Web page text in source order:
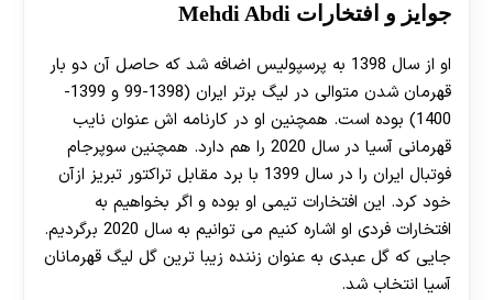
جوایز و افتخارات Mehdi Abdi
او از سال 1398 به پرسپولیس اضافه شد که حاصل آن دو بار
قهرمان شدن متوالی در لیگ برتر ایران (1398-99 و 1399-
1400) بوده است. همچنین او در کارنامه اش عنوان نایب
قهرمانی آسیا در سال 2020 را هم دارد. همچنین سوپرجام
فوتبال ایران را در سال 1399 با برد مقابل تراکتور تبریز ازآن
خود کرد. این افتخارات تیمی او بوده و اگر بخواهیم به
افتخارات فردی او اشاره کنیم می توانیم به سال 2020 برگردیم.
جایی که گل عبدی به عنوان زننده زیبا ترین گل لیگ قهرمانان
آسیا انتخاب شد.